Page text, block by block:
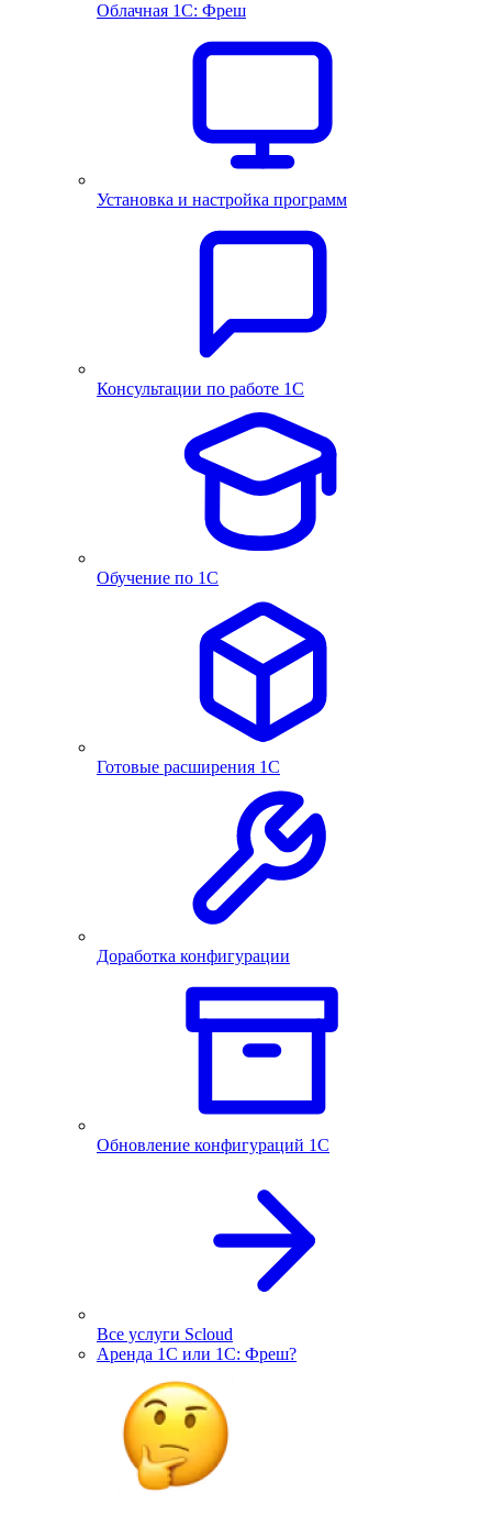
Облачная 1С: Фреш
Установка и настройка программ
Консультации по работе 1С
Обучение по 1С
Готовые расширения 1С
Доработка конфигурации
Обновление конфигураций 1С
Все услуги Scloud
Аренда 1С или 1С: Фреш?